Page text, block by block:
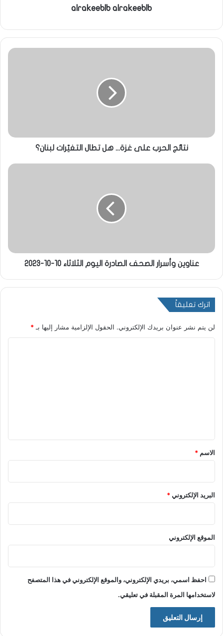
alrakeeblb alrakeeblb
نتائج الحرب على غزة... هل تطال التغيّرات لبنان؟
عناوين وأسرار الصحف الصادرة اليوم الثلاثاء 10-10-2023
اترك تعليقاً
لن يتم نشر عنوان بريدك الإلكتروني. الحقول الإلزامية مشار إليها بـ*
*
الاسم *
البريد الإلكتروني*
الموقع الإلكتروني
احفظ اسمي، بريدي الإلكتروني، والموقع الإلكتروني في هذا المتصفح
لاستخدامها المرة المقبلة في تعليقي.